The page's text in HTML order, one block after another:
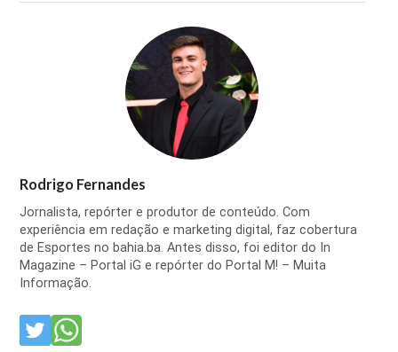
Rodrigo Fernandes
Jornalista, repórter e produtor de conteúdo. Com
experiência em redação e marketing digital, faz cobertura
de Esportes no bahia.ba. Antes disso, foi editor do In
Magazine – Portal iG e repórter do Portal M! – Muita
Informação.